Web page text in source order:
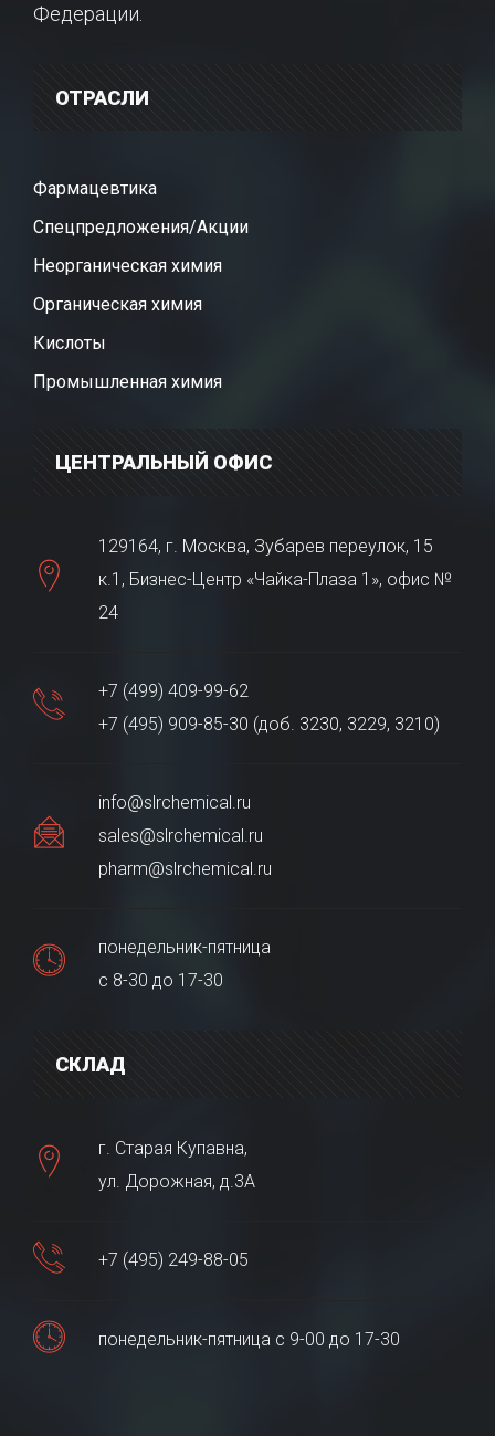
Федерации.
ОТРАСЛИ
Фармацевтика
Спецпредложения/Акции
Неорганическая химия
Органическая химия
Кислоты
Промышленная химия
ЦЕНТРАЛЬНЫЙ ОФИС
129164, г. Москва, Зубарев переулок, 15
к.1, Бизнес-Центр «Чайка-Плаза 1», офис №
24
+7 (499) 409-99-62
+7 (495) 909-85-30 (доб. 3230, 3229, 3210)
info@slrchemical.ru
sales@slrchemical.ru
pharm@slrchemical.ru
понедельник-пятница
с 8-30 до 17-30
СКЛАД
г. Старая Купавна,
ул. Дорожная, д.3А
+7 (495) 249-88-05
понедельник-пятница с 9-00 до 17-30